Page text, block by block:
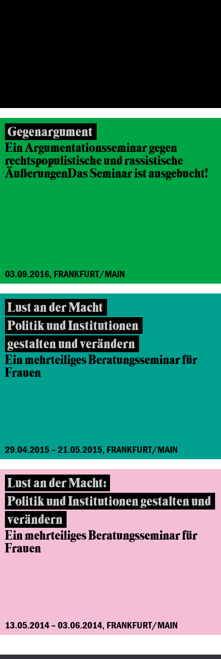
Gegenargument
Ein Argumentationsseminar gegen
rechtspopulistische und rassistische
ÄußerungenDas Seminar ist ausgebucht!
03.09.2016, FRANKFURT/MAIN
Lust an der Macht
Politik und Institutionen
gestalten und verändern
Ein mehrteiliges Beratungsseminar für
Frauen
29.04.2015 – 21.05.2015, FRANKFURT/MAIN
Lust an der Macht:
Politik und Institutionen gestalten und
verändern
Ein mehrteiliges Beratungsseminarfür
Frauen
13.05.2014 – 03.06.2014, FRANKFURT/MAIN